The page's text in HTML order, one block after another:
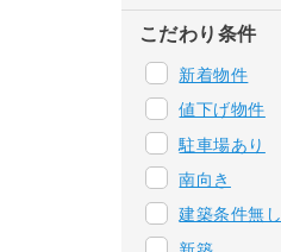
こだわり条件
新着物件
値下げ物件
駐車場あり
南向き
建築条件無し